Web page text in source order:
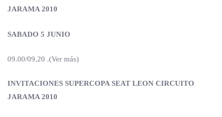
JARAMA 2010
SABADO 5 JUNIO
09.00/09.20 .(Ver más)
INVITACIONES SUPERCOPA SEAT LEON CIRCUITO
JARAMA 2010